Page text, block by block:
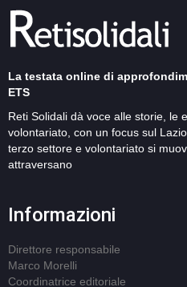
La testata online di
ETS
Reti Solidali dà voce alle storie, le
volontariato, con un focus sul
terzo settore e volontariato si
attraversano
Informazioni
Direttore responsabile
Marco Morelli
Coordinatrice editoriale